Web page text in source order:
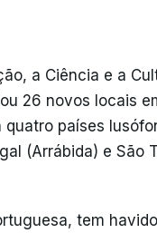
a Ciência e a
26 novos locais
países
(Arrábida) e São
tem